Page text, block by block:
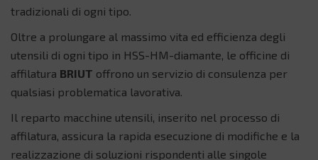
tradizionali di ogni tipo.
Oltre a prolungare al massimo vita ed efficienza degli
utensili di ogni tipo in HSS-HM-diamante, le officine di
affilatura BRIUT offrono un servizio di consulenza per
qualsiasi problematica lavorativa.
Il reparto macchine utensili, inserito nel processo di
affilatura, assicura la rapida esecuzione di modifiche e la
realizzazione di soluzioni rispondenti alle singole